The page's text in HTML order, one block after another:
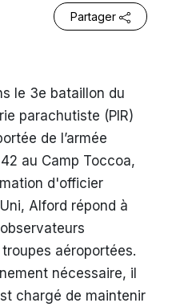
Partager
le 3e bataillon du
parachutiste (PIR)
de l’armée
au Camp Toccoa,
d'officier
Alford répond à
aéroportées.
nécessaire, il
chargé de maintenir